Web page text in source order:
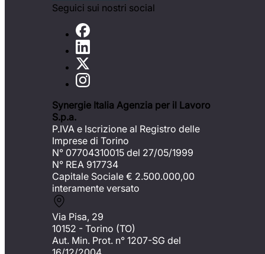
Seguici sui nostri social
Synergie Italia Agenzia per il Lavoro
S.p.a.
P.IVA e Iscrizione al Registro delle
Imprese di Torino
N° 07704310015 del 27/05/1999
N° REA 917734
Capitale Sociale € 2.500.000,00
interamente versato
Via Pisa, 29
10152 - Torino (TO)
Aut. Min. Prot. n° 1207-SG del